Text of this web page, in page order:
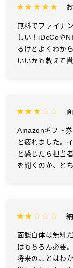
お
無料でファイナ
しい！iDeCoや
るけどよくわか
いいかも教えて
面
Amazonギフト
と疲れました。
と感じたら担当
を聞くのか、と
納
面談自体は無料
はもちろん必要
将来のことはわ